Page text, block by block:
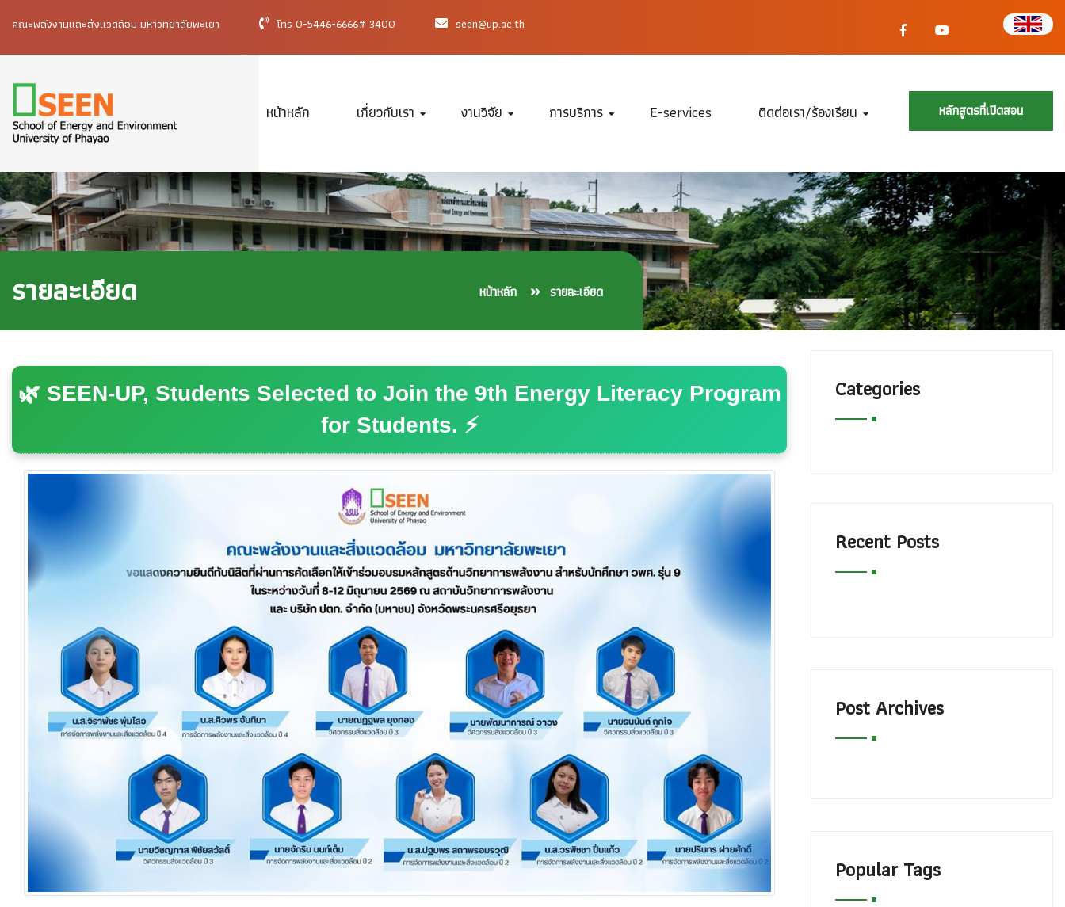
คณะพลังงานและสิ่งแวดล้อม มหาวิทยาลัยพะเยา โทร 0-5446-6666# 3400 seen@up.ac.th f y
หน้าหลัก เกี่ยวกับเรา งานวิจัย การบริการ E-services ติดต่อเรา/ร้องเรียน หลักสูตรที่เปิดสอน
รายละเอียด หน้าหลัก รายละเอียด
🌿 SEEN-UP, Students Selected to Join the 9th Energy Literacy Program
for Students. ⚡
Categories
Recent Posts
Post Archives
Popular Tags